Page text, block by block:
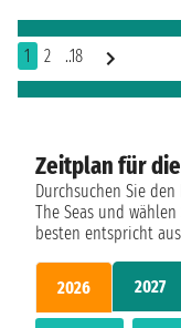
1 2 ..18
Zeitplan für
Durchsuchen Sie
The Seas und
besten entspricht
2026 2027